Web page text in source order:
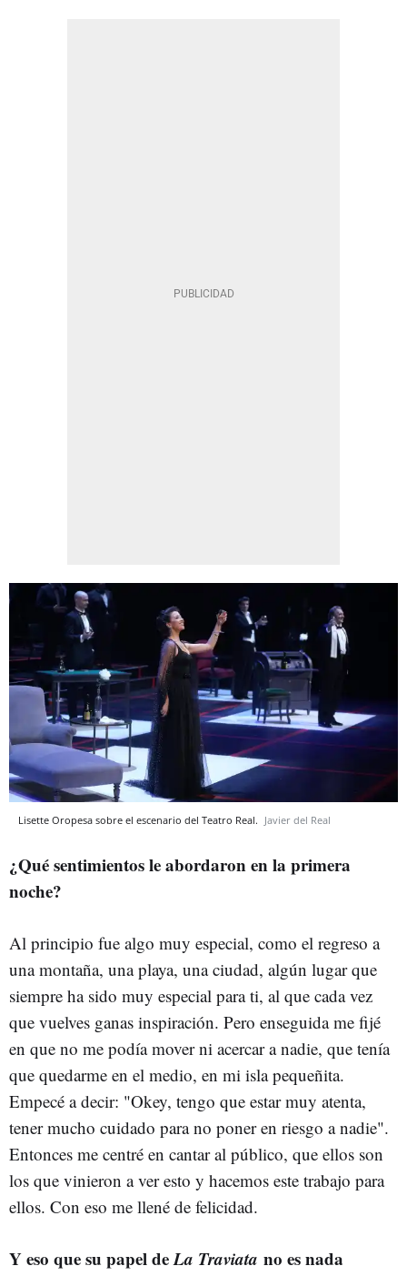
Lisette Oropesa sobre el escenario del Teatro Real. Javier del Real
¿Qué sentimientos le abordaron en la primera
noche?
Al principio fue algo muy especial, como el regreso a
una montaña, una playa, una ciudad, algún lugar que
siempre ha sido muy especial para ti, al que cada vez
que vuelves ganas inspiración. Pero enseguida me fijé
en que no me podía mover ni acercar a nadie, que tenía
que quedarme en el medio, en mi isla pequeñita.
Empecé a decir: "Okey, tengo que estar muy atenta,
tener mucho cuidado para no poner en riesgo a nadie".
Entonces me centré en cantar al público, que ellos son
los que vinieron a ver esto y hacemos este trabajo para
ellos. Con eso me llené de felicidad.
Y eso que su papel deLa Traviata no es nada